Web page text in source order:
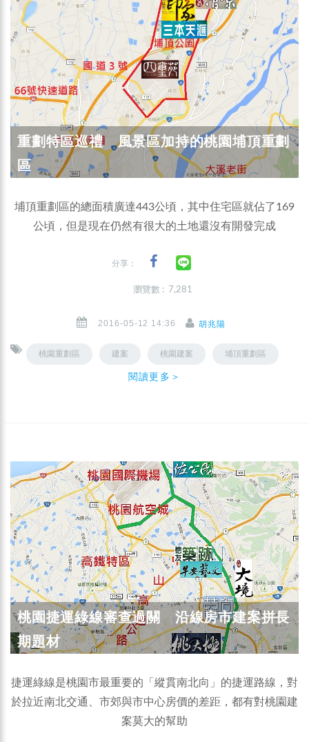
重劃特區巡禮 風景區加持的桃園埔頂重劃
區
埔頂重劃區的總面積廣達443公頃，其中住宅區就佔了169
公頃，但是現在仍然有很大的土地還沒有開發完成
分享：
瀏覽數 : 7,281
2016-05-12 14:36 胡兆陽
桃園重劃區 建案 桃園建案 埔頂重劃區
閱讀更多＞
桃園捷運綠線審查過關 沿線房市建案拼長
期題材
捷運綠線是桃園市最重要的「縱貫南北向」的捷運路線，對
於拉近南北交通、市郊與市中心房價的差距，都有對桃園建
案莫大的幫助